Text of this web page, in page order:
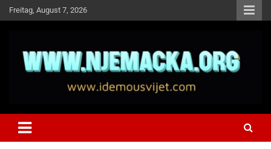
Skip
to
Freitag, August 7, 2026
Idemo u Svijet-Njemacka!